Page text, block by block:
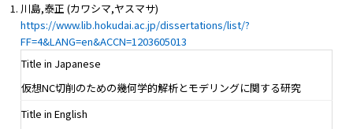
川島,泰正 (カワシマ,ヤスマサ)
https://www.lib.hokudai.ac.jp/dissertations/list/?
FF=4&LANG=en&ACCN=1203605013
Title in Japanese
仮想NC切削のための幾何学的解析とモデリングに関する研究
Title in English